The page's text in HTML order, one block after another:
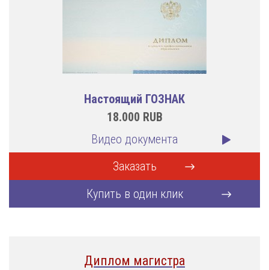
Настоящий ГОЗНАК
18.000 RUB
Видео документа
Заказать
Купить в один клик
Диплом магистра